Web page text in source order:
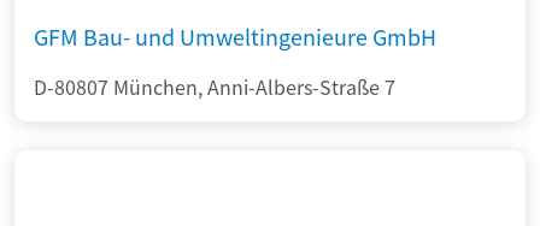
GFM Bau- und Umweltingenieure GmbH
D-80807 München, Anni-Albers-Straße 7